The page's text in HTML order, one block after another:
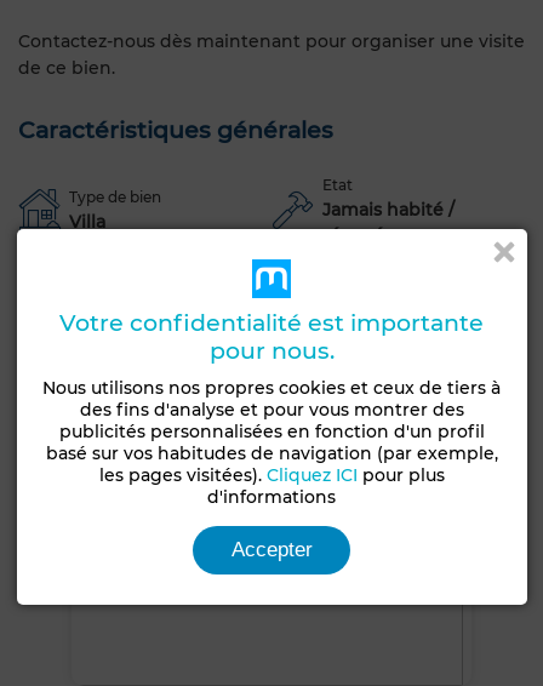
Contactez-nous dès maintenant pour organiser une visite
de ce bien.
Caractéristiques générales
Type de bien
Villa
Etat
Jamais habité /
rénové
Voir plus de photos
Votre confidentialité est importante
pour nous.
Nous utilisons nos propres cookies et ceux de tiers à
des fins d'analyse et pour vous montrer des
publicités personnalisées en fonction d'un profil
basé sur vos habitudes de navigation (par exemple,
les pages visitées). Cliquez ICI pour plus
d'informations
Accepter